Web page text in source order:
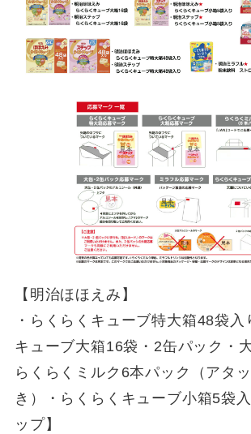
【明治ほほえみ】
・らくらくキューブ特大箱48袋入
キューブ大箱16袋・2缶パック・
らくらくミルク6本パック（アタ
き）・らくらくキューブ小箱5袋
ップ】